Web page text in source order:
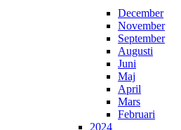
December
November
September
Augusti
Juni
Maj
April
Mars
Februari
2024